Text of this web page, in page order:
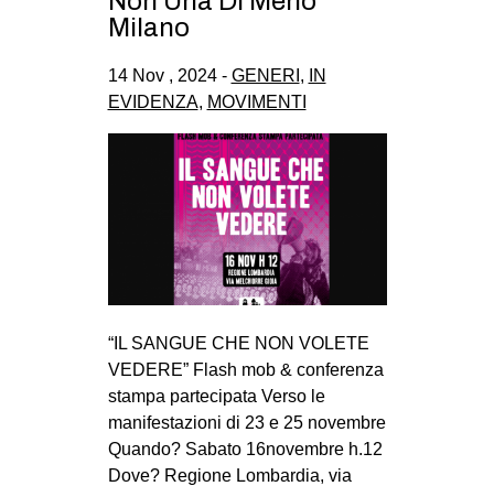
ARTE
MANIFESTI
RECENSIONI
INTERNAZIONALE
AFRICA
AMERICHE
EUROPA
MEDIO ORIENTE
MONDO
EVENTI
Milano
14 Nov , 2024 - GENERI ,
IN
EVIDENZA, MOVIMENTI
“IL SANGUE CHE NON VOLETE
VEDERE” Flash mob & conferenza
stampa partecipata Verso le
manifestazioni di 23 e 25 novembre
Quando? Sabato 16novembre h.12
Dove? Regione Lombardia, via